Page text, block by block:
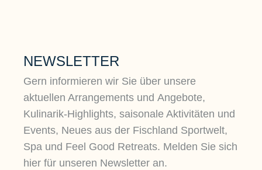
NEWSLETTER
Gern informieren wir Sie über unsere
aktuellen Arrangements und Angebote,
Kulinarik-Highlights, saisonale Aktivitäten und
Events, Neues aus der Fischland Sportwelt,
Spa und Feel Good Retreats. Melden Sie sich
hier für unseren Newsletter an.